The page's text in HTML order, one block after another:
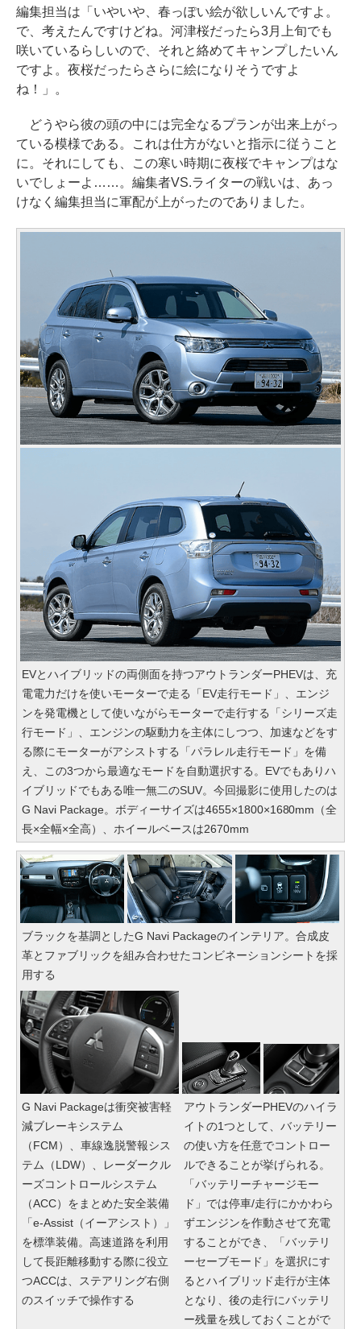
編集担当は「いやいや、春っぽい絵が欲しいんですよ。
で、考えたんですけどね。河津桜だったら3月上旬でも
咲いているらしいので、それと絡めてキャンプしたいん
ですよ。夜桜だったらさらに絵になりそうですよ
ね！」。
どうやら彼の頭の中には完全なるプランが出来上がっ
ている模様である。これは仕方がないと指示に従うこと
に。それにしても、この寒い時期に夜桜でキャンプはな
いでしょーよ……。編集者VS.ライターの戦いは、あっ
けなく編集担当に軍配が上がったのでありました。
EVとハイブリッドの両側面を持つアウトランダーPHEVは、充
電電力だけを使いモーターで走る「EV走行モード」、エンジ
ンを発電機として使いながらモーターで走行する「シリーズ走
行モード」、エンジンの駆動力を主体にしつつ、加速などをす
る際にモーターがアシストする「パラレル走行モード」を備
え、この3つから最適なモードを自動選択する。EVでもありハ
イブリッドでもある唯一無二のSUV。今回撮影に使用したのは
G Navi Package。ボディーサイズは4655×1800×1680mm（全
長×全幅×全高）、ホイールベースは2670mm
ブラックを基調としたG Navi Packageのインテリア。合成皮
革とファブリックを組み合わせたコンビネーションシートを採
用する
G Navi Packageは衝突被害軽
減ブレーキシステム
（FCM）、車線逸脱警報シス
テム（LDW）、レーダークル
ーズコントロールシステム
（ACC）をまとめた安全装備
「e-Assist（イーアシスト）」
を標準装備。高速道路を利用
して長距離移動する際に役立
つACCは、ステアリング右側
のスイッチで操作する
アウトランダーPHEVのハイラ
イトの1つとして、バッテリー
の使い方を任意でコントロー
ルできることが挙げられる。
「バッテリーチャージモー
ド」では停車/走行にかかわら
ずエンジンを作動させて充電
することができ、「バッテリ
ーセーブモード」を選択にす
るとハイブリッド走行が主体
となり、後の走行にバッテリ
ー残量を残しておくことがで